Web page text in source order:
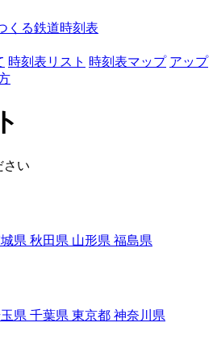
くる鉄道時刻表
時刻表リスト 時刻表マップ アップ
さい
県 秋田県 山形県 福島県
県 千葉県 東京都 神奈川県